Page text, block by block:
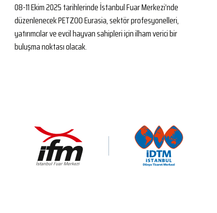
08-11 Ekim 2025 tarihlerinde İstanbul Fuar Merkezi’nde
düzenlenecek PETZOO Eurasia, sektör profesyonelleri,
yatırımcılar ve evcil hayvan sahipleri için ilham verici bir
buluşma noktası olacak.